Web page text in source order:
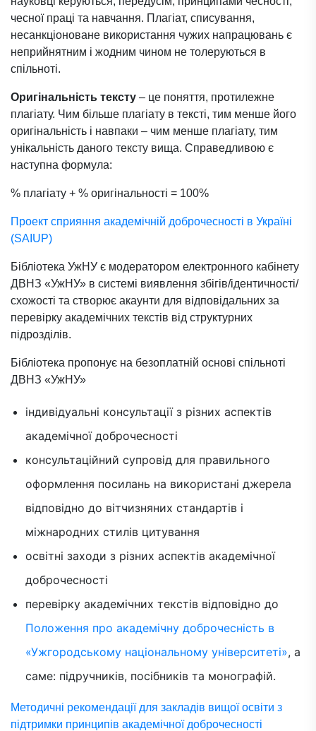
чесної праці та навчання. Плагіат, списування,
несанкціоноване використання чужих напрацювань є
неприйнятним і жодним чином не толеруються в
спільноті.
Оригінальність тексту – це поняття, протилежне
плагіату. Чим більше плагіату в тексті, тим менше його
оригінальність і навпаки – чим менше плагіату, тим
унікальність даного тексту вища. Справедливою є
наступна формула:
% плагіату + % оригінальності = 100%
Проект сприяння академічній доброчесності в Україні
(SAIUP)
Бібліотека УжНУ є модератором електронного кабінету
ДВНЗ «УжНУ» в системі виявлення збігів/ідентичності/
схожості та створює акаунти для відповідальних за
перевірку академічних текстів від структурних
підрозділів.
Бібліотека пропонує на безоплатній основі спільноті
ДВНЗ «УжНУ»
індивідуальні консультації з різних аспектів
академічної доброчесності
консультаційний супровід для правильного
оформлення посилань на використані джерела
відповідно до вітчизняних стандартів і
міжнародних стилів цитування
освітні заходи з різних аспектів академічної
доброчесності
перевірку академічних текстів відповідно до
Положення про академічну доброчесність в
«Ужгородському національному університеті», а
саме: підручників, посібників та монографій.
Методичні рекомендації для закладів вищої освіти з
підтримки принципів академічної доброчесності